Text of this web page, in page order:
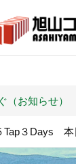
（お知らせ）
Tap３Days 本